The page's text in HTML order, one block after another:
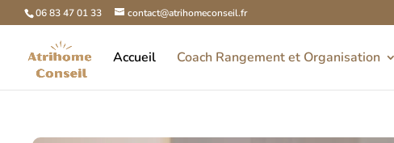
06 83 47 01 33 contact@atrihomeconseil.fr
Accueil Coach Rangement et Organisation